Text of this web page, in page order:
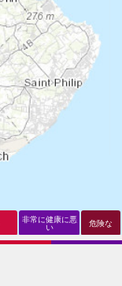
非常に健康に悪
い 危険な